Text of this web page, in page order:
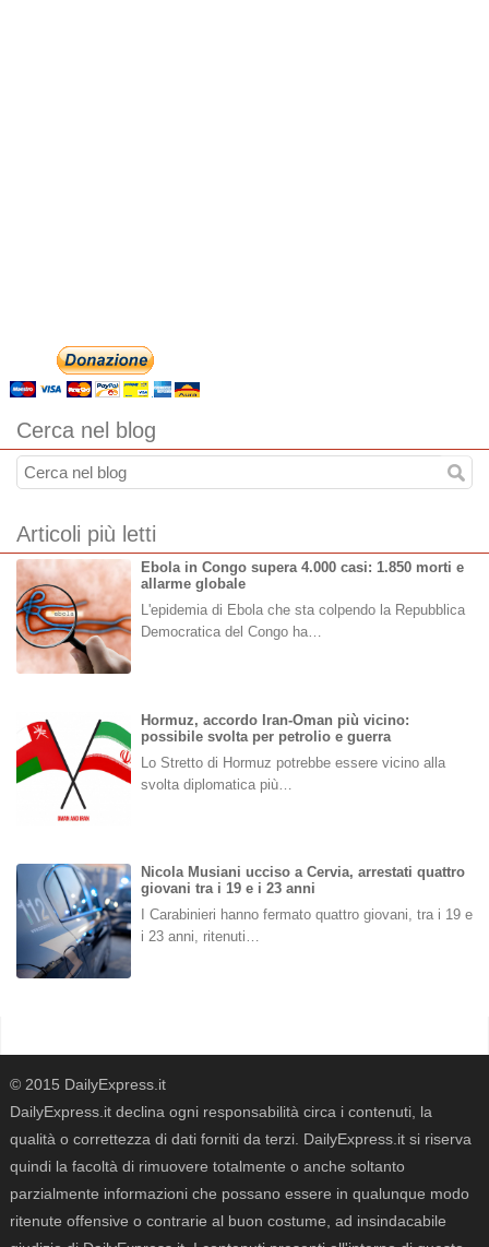
Cerca nel blog
Articoli più letti
Ebola in Congo supera 4.000 casi: 1.850 morti e
allarme globale
L'epidemia di Ebola che sta colpendo la Repubblica
Democratica del Congo ha…
Hormuz, accordo Iran-Oman più vicino:
possibile svolta per petrolio e guerra
Lo Stretto di Hormuz potrebbe essere vicino alla
svolta diplomatica più…
Nicola Musiani ucciso a Cervia, arrestati quattro
giovani tra i 19 e i 23 anni
I Carabinieri hanno fermato quattro giovani, tra i 19 e
i 23 anni, ritenuti…
© 2015 DailyExpress.it
DailyExpress.it declina ogni responsabilità circa i contenuti, la
qualità o correttezza di dati forniti da terzi. DailyExpress.it si riserva
quindi la facoltà di rimuovere totalmente o anche soltanto
parzialmente informazioni che possano essere in qualunque modo
ritenute offensive o contrarie al buon costume, ad insindacabile